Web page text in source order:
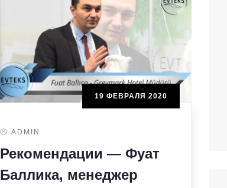
19 ФЕВРАЛЯ 2020
ADMIN
Рекомендации — Фуат
Баллика, менеджер